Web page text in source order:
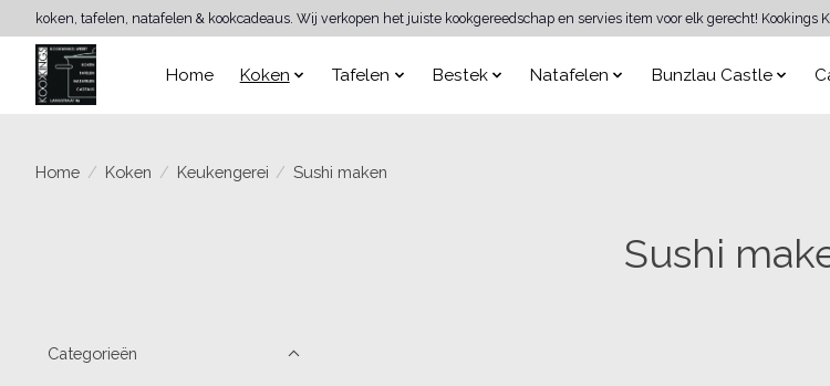
koken, tafelen, natafelen & kookcadeaus. Wij verkopen het juiste kookgereedschap en servies item voor elk gerecht!
Home Koken Tafelen Bestek Natafelen Bunzlau Castle
Home / Koken / Keukengerei / Sushi maken
Sushi
Categorieën